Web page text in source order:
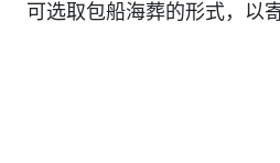
可选取包船海葬的形式，以